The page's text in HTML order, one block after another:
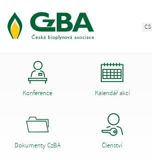
CS
Konference Kalendář akcí
Dokumenty CzBA Členství